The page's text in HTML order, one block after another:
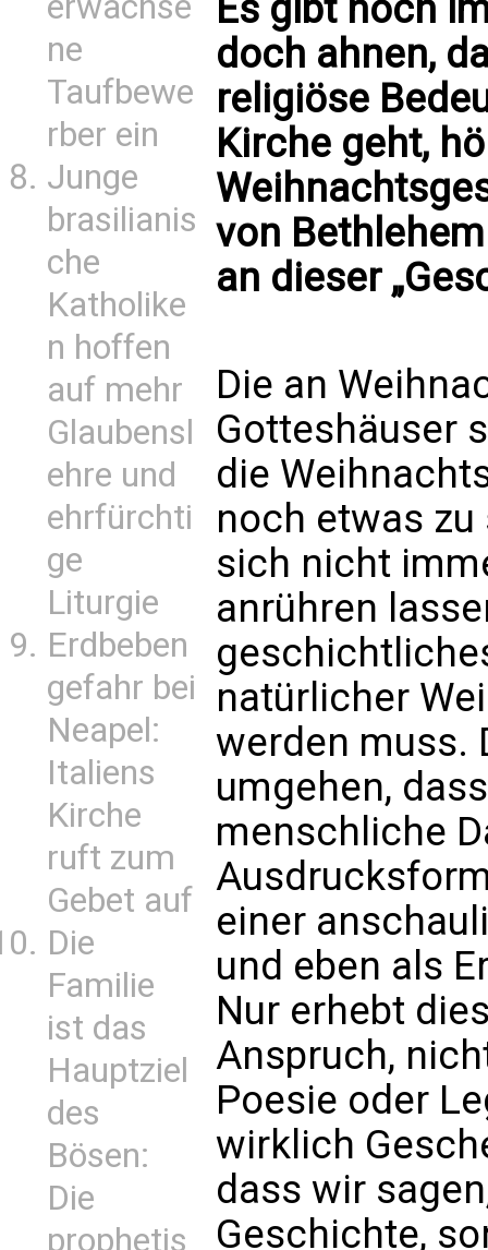
ne
Taufbewe
rber ein
Junge
brasilianis
che
Katholike
n hoffen
auf mehr
Glaubensl
ehre und
ehrfürchti
ge
Liturgie
Erdbeben
gefahr bei
Neapel:
Italiens
Kirche
ruft zum
Gebet auf
Die
Familie
ist das
Hauptziel
des
Bösen:
Die
prophetis
doch ahnen,
religiöse
Kirche geht,
von
an dieser
Die an
Gotteshäuser
die
noch etwas
sich nicht
anrühren
natürlicher
werden muss.
umgehen,
menschliche
einer
und eben als
Nur erhebt
Anspruch,
Poesie oder
wirklich
dass wir
Geschichte,